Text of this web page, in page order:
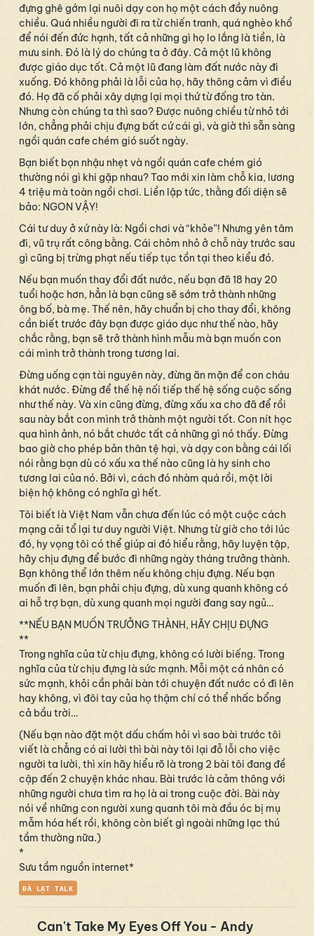
đựng ghê gớm lại nuôi dạy con họ một cách đầy nuông
chiều. Quá nhiều người đi ra từ chiến tranh, quá nghèo khổ
để nói đến đức hạnh, tất cả những gì họ lo lắng là tiền, là
mưu sinh. Đó là lý do chúng ta ở đây. Cả một lũ không
được giáo dục tốt. Cả một lũ đang làm đất nước này đi
xuống. Đó không phải là lỗi của họ, hãy thông cảm vì điều
đó. Họ đã cố phải xây dựng lại mọi thứ từ đống tro tàn.
Nhưng còn chúng ta thì sao? Được nuông chiều từ nhỏ tới
lớn, chẳng phải chịu đựng bất cứ cái gì, và giờ thì sẵn sàng
ngồi quán cafe chém gió suốt ngày.
Bạn biết bọn nhậu nhẹt và ngồi quán cafe chém gió
thường nói gì khi gặp nhau? Tao mới xin làm chỗ kia, lương
4 triệu mà toàn ngồi chơi. Liền lập tức, thằng đối diện sẽ
bảo: NGON VẬY!
Cái tư duy ở xứ này là: Ngồi chơi và “khỏe”! Nhưng yên tâm
đi, vũ trụ rất công bằng. Cái chỏm nhỏ ở chỗ này trước sau
gì cũng bị trừng phạt nếu tiếp tục tồn tại theo kiểu đó.
Nếu bạn muốn thay đổi đất nước, nếu bạn đã 18 hay 20
tuổi hoặc hơn, hẳn là bạn cũng sẽ sớm trở thành những
ông bố, bà mẹ. Thế nên, hãy chuẩn bị cho thay đổi, không
cần biết trước đây bạn được giáo dục như thế nào, hãy
chắc rằng, bạn sẽ trở thành hình mẫu mà bạn muốn con
cái mình trở thành trong tương lai.
Đừng uống cạn tài nguyên này, đừng ăn mặn để con cháu
khát nước. Đừng để thế hệ nối tiếp thế hệ sống cuộc sống
như thế này. Và xin cũng đừng, đừng xấu xa cho đã để rồi
sau này bắt con mình trở thành một người tốt. Con nít học
qua hình ảnh, nó bắt chước tất cả những gì nó thấy. Đừng
bao giờ cho phép bản thân tệ hại, và dạy con bằng cái lối
nói rằng bạn dù có xấu xa thế nào cũng là hy sinh cho
tương lai của nó. Bởi vì, cách đó nhàm quá rồi, một lời
biện hộ không có nghĩa gì hết.
Tôi biết là Việt Nam vẫn chưa đến lúc có một cuộc cách
mạng cải tổ lại tư duy người Việt. Nhưng từ giờ cho tới lúc
đó, hy vọng tôi có thể giúp ai đó hiểu rằng, hãy luyện tập,
hãy chịu đựng để bước đi những ngày tháng trưởng thành.
Bạn không thể lớn thêm nếu không chịu đựng. Nếu bạn
muốn đi lên, bạn phải chịu đựng, dù xung quanh không có
ai hỗ trợ bạn, dù xung quanh mọi người đang say ngủ…
**NẾU BẠN MUỐN TRƯỞNG THÀNH, HÃY CHỊU ĐỰNG
**
Trong nghĩa của từ chịu đựng, không có lười biếng. Trong
nghĩa của từ chịu đựng là sức mạnh. Mỗi một cá nhân có
sức mạnh, khỏi cần phải bàn tới chuyện đất nước có đi lên
hay không, vì đôi tay của họ thậm chí có thể nhấc bổng
cả bầu trời…
(Nếu bạn nào đặt một dấu chấm hỏi vì sao bài trước tôi
viết là chẳng có ai lười thì bài này tôi lại đỗ lỗi cho việc
người ta lười, thì xin hãy hiểu rõ là trong 2 bài tôi đang đề
cập đến 2 chuyện khác nhau. Bài trước là cảm thông với
những người chưa tìm ra họ là ai trong cuộc đời. Bài này
nói về những con người xung quanh tôi mà đầu óc bị mụ
mẫm hóa hết rồi, không còn biết gì ngoài những lạc thú
tầm thường nữa.)
*
Sưu tầm nguồn internet*
ĐÀ LẠT TALK
Can't Take My Eyes Off You - Andy